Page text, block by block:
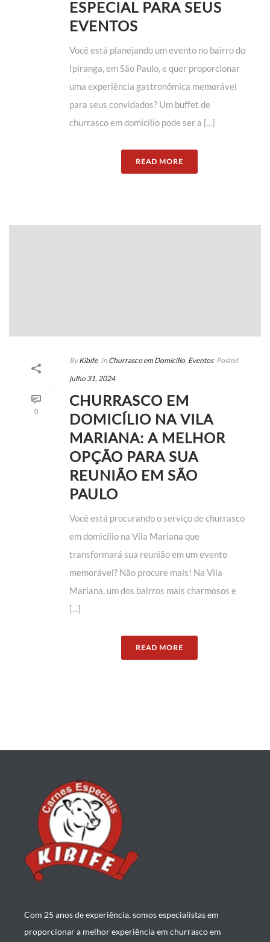
ESPECIAL PARA SEUS
EVENTOS
Você está planejando um evento no bairro do
Ipiranga, em São Paulo, e quer proporcionar
uma experiência gastronômica memorável
para seus convidados? Um buffet de
churrasco em domicílio pode ser a [...]
READ MORE
0
By Kibife In Churrasco em Domicílio, Eventos Posted
julho 31, 2024
CHURRASCO EM
DOMICÍLIO NA VILA
MARIANA: A MELHOR
OPÇÃO PARA SUA
REUNIÃO EM SÃO
PAULO
Você está procurando o serviço de churrasco
em domicílio na Vila Mariana que
transformará sua reunião em um evento
memorável? Não procure mais! Na Vila
Mariana, um dos bairros mais charmosos e
[...]
READ MORE
Com 25 anos de experiência, somos especialistas em
proporcionar a melhor experiência em churrasco em